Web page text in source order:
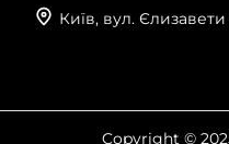
Київ, вул.
Copyright ©